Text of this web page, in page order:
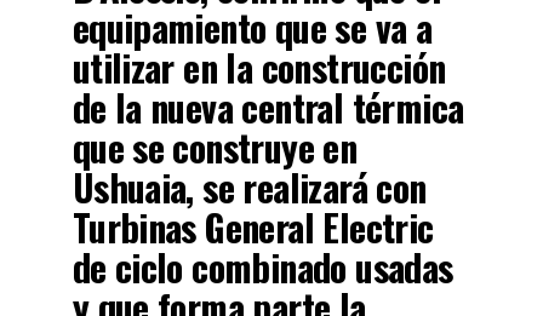
equipamiento que se va a
utilizar en la construcción
de la nueva central térmica
que se construye en
Ushuaia, se realizará con
Turbinas General Electric
de ciclo combinado usadas